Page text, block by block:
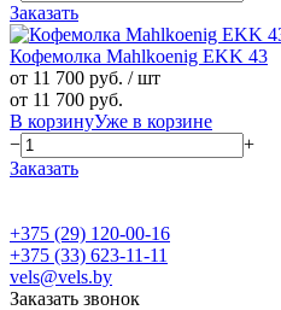
Заказать
Кофемолка Mahlkoenig EKK 43
от 11 700 руб. / шт
от 11 700 руб.
В корзинуУже в корзине
−
+
Заказать
+375 (29) 120-00-16
+375 (33) 623-11-11
vels@vels.by
Заказать звонок